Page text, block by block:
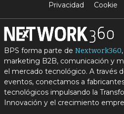
Privacidad
Cookie
BPS forma parte de Nextwork360
marketing B2B, comunicación y
el mercado tecnológico. A través
eventos, conectamos a
tecnológicos impulsando la
Innovación y el crecimiento